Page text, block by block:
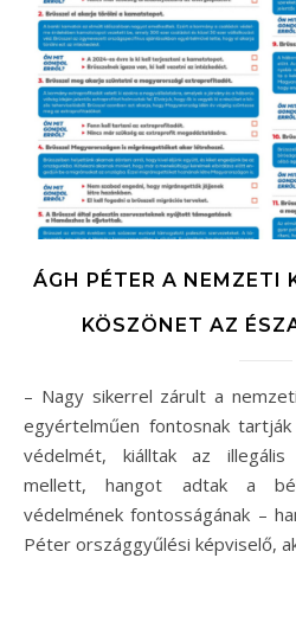
ÁGH PÉTER A NEMZETI
KÖSZÖNET AZ
– Nagy sikerrel zárult a nemzeti konzultáció. A magyarok
egyértelműen fontosnak tartják
védelmét, kiálltak az illegális
mellett, hangot adtak a
védelmének fontosságának –
Péter országgyűlési képviselő,